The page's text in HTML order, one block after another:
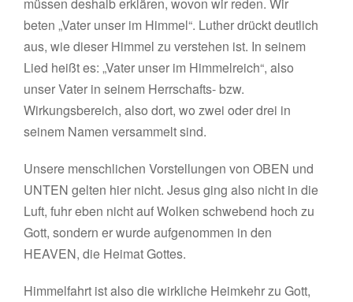
beten „Vater unser im Himmel“. Luther drückt deutlich
aus, wie dieser Himmel zu verstehen ist. In seinem
Lied heißt es: „Vater unser im Himmelreich“, also
unser Vater in seinem Herrschafts- bzw.
Wirkungsbereich, also dort, wo zwei oder drei in
seinem Namen versammelt sind.
Unsere menschlichen Vorstellungen von OBEN und
UNTEN gelten hier nicht. Jesus ging also nicht in die
Luft, fuhr eben nicht auf Wolken schwebend hoch zu
Gott, sondern er wurde aufgenommen in den
HEAVEN, die Heimat Gottes.
Himmelfahrt ist also die wirkliche Heimkehr zu Gott,